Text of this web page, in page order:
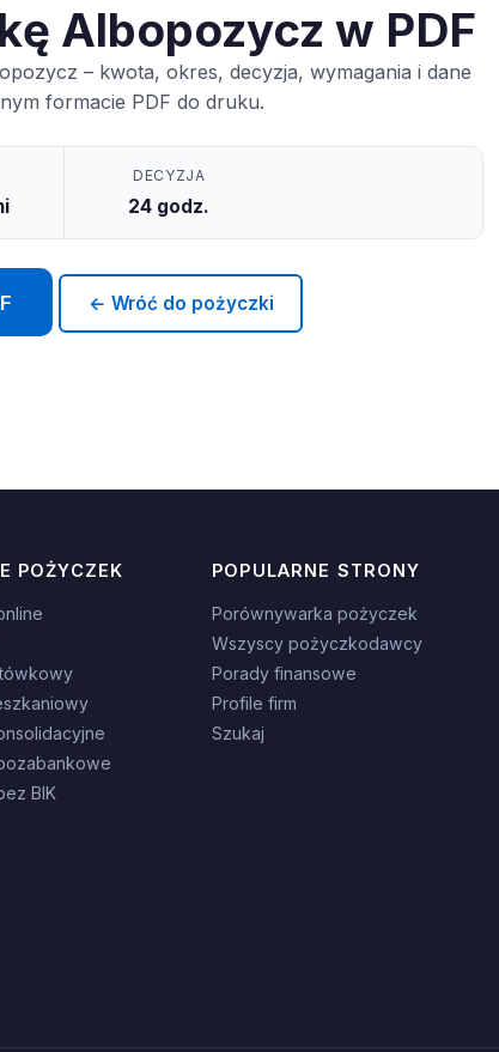
Albopozycz w PDF
– kwota, okres, decyzja, wymagania i dane
formacie PDF do druku.
DECYZJA
24 godz.
← Wróć do pożyczki
POŻYCZEK
BIK
POPULARNE STRONY
Porównywarka pożyczek
Wszyscy pożyczkodawcy
Porady finansowe
Profile firm
Szukaj